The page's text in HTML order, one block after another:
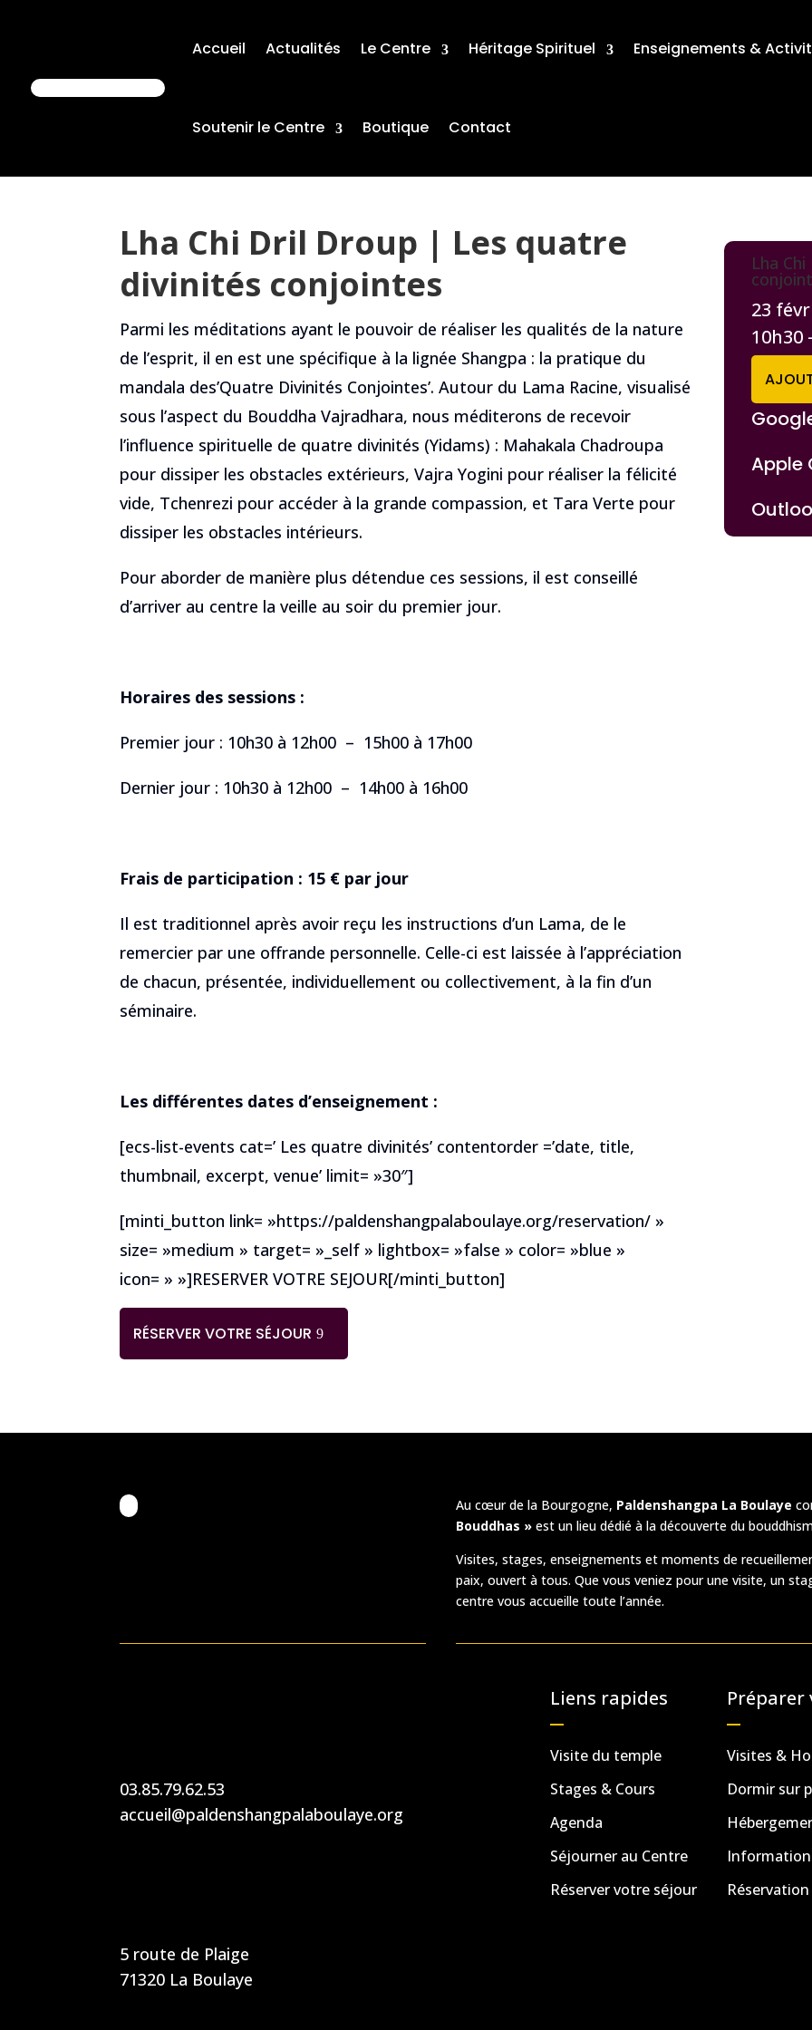
Accueil Actualités Le Centre Héritage Spirituel Enseignements &
Soutenir le Centre Boutique Contact
Lha Chi Dril Droup | Les quatre
divinités conjointes
Parmi les méditations ayant le pouvoir de réaliser les qualités de la nature
de l’esprit, il en est une spécifique à la lignée Shangpa : la pratique du
mandala des’Quatre Divinités Conjointes’. Autour du Lama Racine, visualisé
sous l’aspect du Bouddha Vajradhara, nous méditerons de recevoir
l’influence spirituelle de quatre divinités (Yidams) : Mahakala Chadroupa
pour dissiper les obstacles extérieurs, Vajra Yogini pour réaliser la félicité
vide, Tchenrezi pour accéder à la grande compassion, et Tara Verte pour
dissiper les obstacles intérieurs.
Pour aborder de manière plus détendue ces sessions, il est conseillé
d’arriver au centre la veille au soir du premier jour.
Horaires des sessions :
Premier jour : 10h30 à 12h00 – 15h00 à 17h00
Dernier jour : 10h30 à 12h00 – 14h00 à 16h00
Frais de participation : 15 € par jour
Il est traditionnel après avoir reçu les instructions d’un Lama, de le
remercier par une offrande personnelle. Celle-ci est laissée à l’appréciation
de chacun, présentée, individuellement ou collectivement, à la fin d’un
séminaire.
Les différentes dates d’enseignement :
[ecs-list-events cat=’ Les quatre divinités’ contentorder =’date, title,
thumbnail, excerpt, venue’ limit= »30″]
[minti_button link= »https://paldenshangpalaboulaye.org/reservation/ »
size= »medium » target= »_self » lightbox= »false » color= »blue »
icon= » »]RESERVER VOTRE SEJOUR[/minti_button]
RÉSERVER VOTRE SÉJOUR
Lha
23
10h30
Apple
Au cœur de la Bourgogne, Paldenshangpa La Boulaye
Bouddhas »est un lieu dédié à la découverte du
Visites, stages, enseignements et moments de
paix, ouvert à tous. Que vous veniez pour une visite, un
centre vous accueille toute l’année.
03.85.79.62.53
accueil@paldenshangpalaboulaye.org
5 route de Plaige
71320 La Boulaye
Liens rapides
Visite du temple
Stages & Cours
Agenda
Séjourner au Centre
Réserver votre séjour
Préparer
Visites &
Dormir sur
Réservation